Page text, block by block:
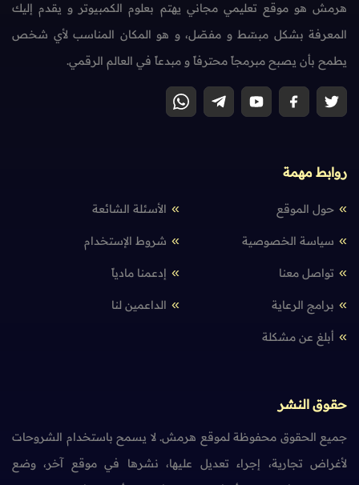
هرمش هو موقع تعليمي مجاني يهتم بعلوم الكمبيوتر و يقدم إليك
المعرفة بشكل مبسّط و مفصّل، و هو المكان المناسب لأي شخص
يطمح بأن يصبح مبرمجاً محترفاً و مبدعاً في العالم الرقمي.
روابط مهمة
حول الموقع الأسئلة الشائعة
سياسة الخصوصية شروط الإستخدام
تواصل معنا إدعمنا مادياً
برامج الرعاية الداعمين لنا
أبلغ عن مشكلة
حقوق النشر
جميع الحقوق محفوظة لموقع هرمش. لا يسمح باستخدام الشروحات
لأغراض تجارية، إجراء تعديل عليها، نشرها في موقع آخر، وضع